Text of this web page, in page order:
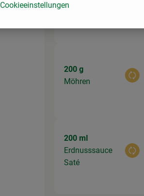
200 g
Möhren
200 ml
Erdnusssauce
Saté
Cookieeinstellungen